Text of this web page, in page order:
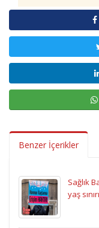
Benzer İçerikler
Sağlık
yaş